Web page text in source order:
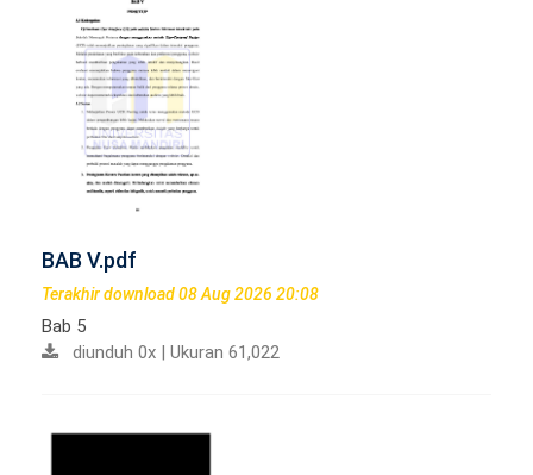
BAB V.pdf
Terakhir download 08 Aug 2026 20:08
Bab 5
diunduh 0x | Ukuran 61,022